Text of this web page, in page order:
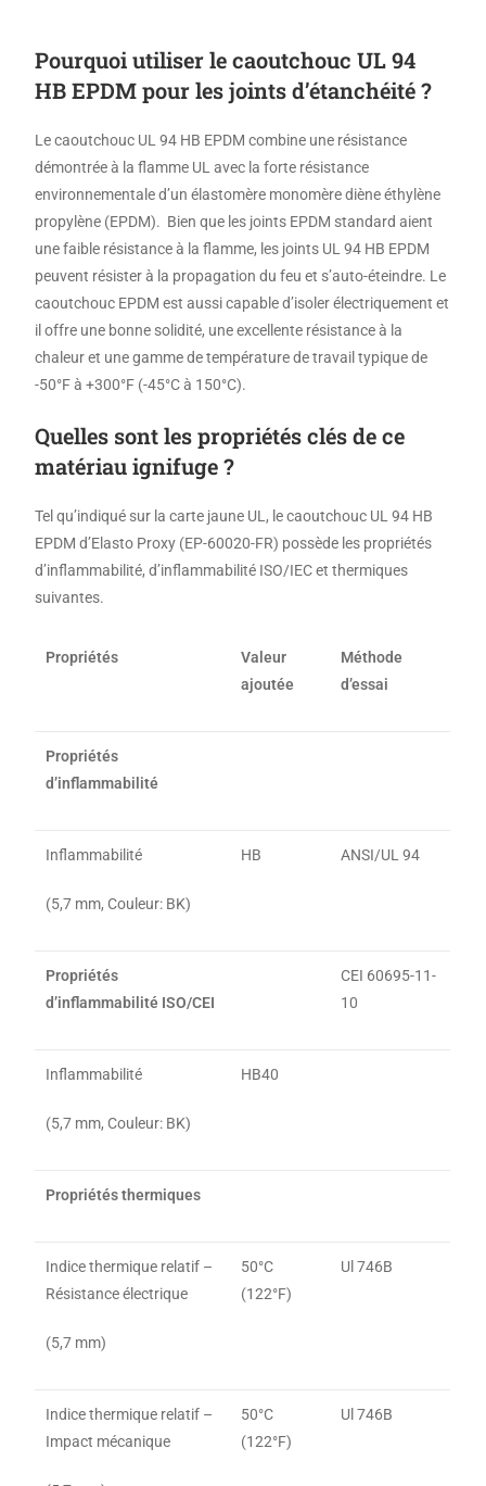
Pourquoi utiliser le caoutchouc UL 94
HB EPDM pour les joints d’étanchéité ?
Le caoutchouc UL 94 HB EPDM combine une résistance
démontrée à la flamme UL avec la forte résistance
environnementale d’un élastomère monomère diène éthylène
propylène (EPDM). Bien que les joints EPDM standard aient
une faible résistance à la flamme, les joints UL 94 HB EPDM
peuvent résister à la propagation du feu et s’auto-éteindre. Le
caoutchouc EPDM est aussi capable d’isoler électriquement et
il offre une bonne solidité, une excellente résistance à la
chaleur et une gamme de température de travail typique de
-50°F à +300°F (-45°C à 150°C).
Quelles sont les propriétés clés de ce
matériau ignifuge ?
Tel qu’indiqué sur la carte jaune UL, le caoutchouc UL 94 HB
EPDM d’Elasto Proxy (EP-60020-FR) possède les propriétés
d’inflammabilité, d’inflammabilité ISO/IEC et thermiques
suivantes.
Propriétés
Valeur
ajoutée
Méthode
d’essai
Propriétés
d’inflammabilité
Inflammabilité
(5,7 mm, Couleur: BK)
HB ANSI/UL 94
Propriétés
d’inflammabilité ISO/CEI
CEI 60695-11-
10
Inflammabilité
(5,7 mm, Couleur: BK)
HB40
Propriétés thermiques
Indice thermique relatif –
Résistance électrique
(5,7 mm)
50°C
(122°F)
Ul 746B
Indice thermique relatif –
Impact mécanique
50°C
(122°F)
Ul 746B